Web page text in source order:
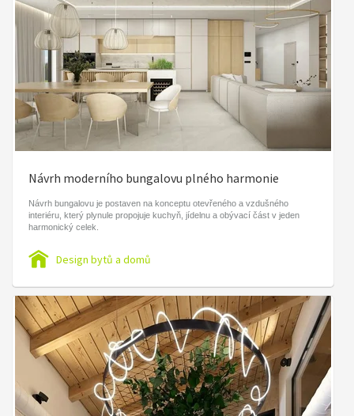
Návrh moderního bungalovu plného harmonie
Návrh bungalovu je postaven na konceptu otevřeného a vzdušného
interiéru, který plynule propojuje kuchyň, jídelnu a obývací část v jeden
harmonický celek.
Design bytů a domů